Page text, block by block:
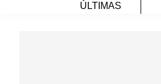
ÚLTIMAS